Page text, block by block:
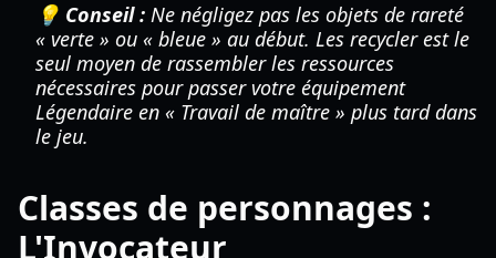
💡 Conseil : Ne négligez pas les objets de rareté
« verte » ou « bleue » au début. Les recycler est le
seul moyen de rassembler les ressources
nécessaires pour passer votre équipement
Légendaire en « Travail de maître » plus tard dans
le jeu.
Classes de personnages :
L'Invocateur